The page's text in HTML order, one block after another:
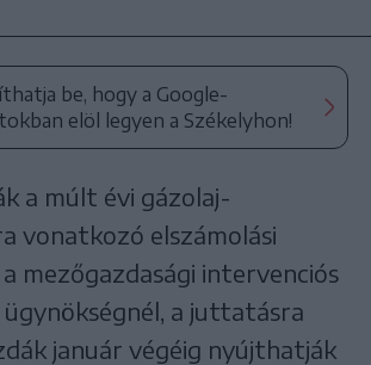
be, hogy a Google-
elöl legyen a Székelyhon!
a múlt évi gázolaj-
vonatkozó elszámolási
mezőgazdasági intervenciós
a juttatásra
január végéig nyújthatják